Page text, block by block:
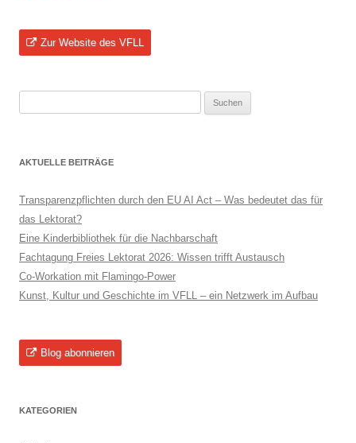
Zur Website des VFLL
AKTUELLE BEITRÄGE
Transparenzpflichten durch den EU AI Act – Was bedeutet das für
das Lektorat?
Eine Kinderbibliothek für die Nachbarschaft
Fachtagung Freies Lektorat 2026: Wissen trifft Austausch
Co-Workation mit Flamingo-Power
Kunst, Kultur und Geschichte im VFLL – ein Netzwerk im Aufbau
Blog abonnieren
KATEGORIEN